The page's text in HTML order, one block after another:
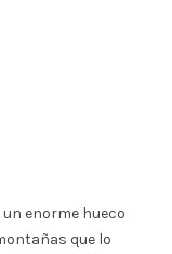
enorme hueco
que lo